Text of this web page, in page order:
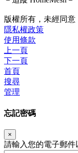
版權所有，未經同意
隱私權政策
使用條款
上一頁
下一頁
首頁
搜尋
管理
忘記密碼
×
請輸入您的電子郵